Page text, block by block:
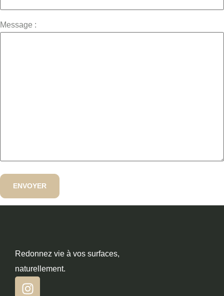
Message :
Redonnez vie à vos surfaces,
naturellement.